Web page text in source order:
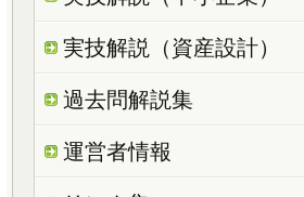
実技解説（資産設計）
過去問解説集
運営者情報